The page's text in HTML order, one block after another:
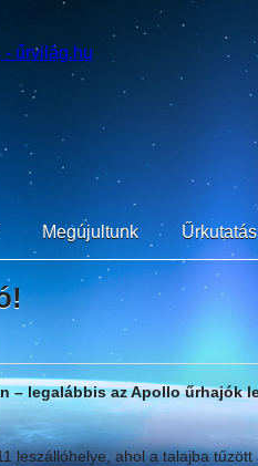
Megújultunk
– legalábbis az Apollo űrhajók
leszállóhelye, ahol a talajba